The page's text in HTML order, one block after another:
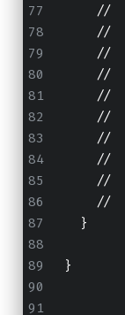
//
//
//
//
//
//
//
//
//
//
  }
}